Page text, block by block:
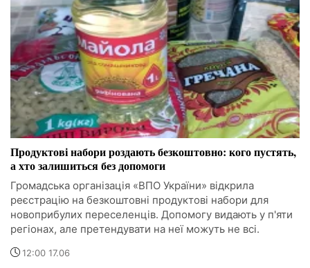
Продуктові набори роздають безкоштовно: кого пустять,
а хто залишиться без допомоги
Громадська організація «ВПО України» відкрила
реєстрацію на безкоштовні продуктові набори для
новоприбулих переселенців. Допомогу видають у п'яти
регіонах, але претендувати на неї можуть не всі.
12:00 17.06